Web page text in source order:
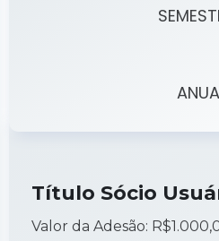
Título Sócio
Valor da Adesão: